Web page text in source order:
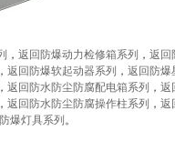
， 返回防爆动力检修箱系列 ， 返回
， 返回防爆软起动器系列 ， 返回防爆
， 返回防水防尘防腐配电箱系列 ， 返
， 返回防水防尘防腐操作柱系列 ， 返
爆灯具系列 。